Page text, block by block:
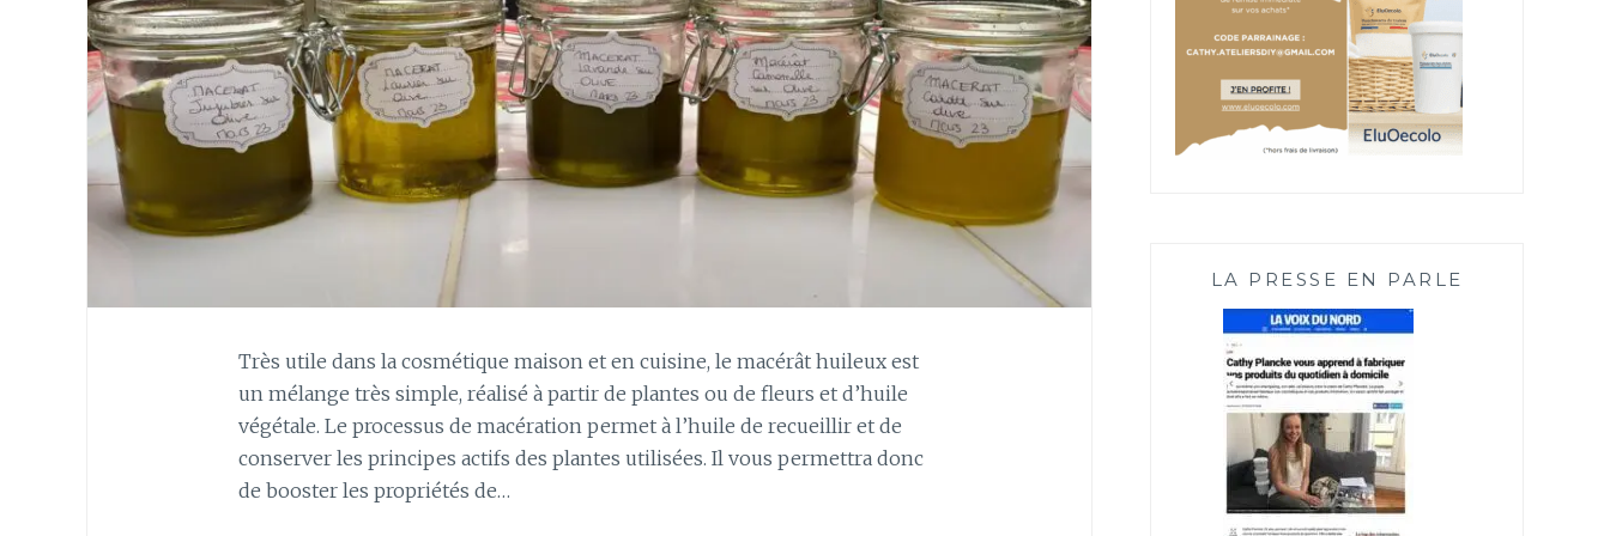
E
N
S
I
O
N
E
E
N
Très utile dans la cosmétique maison et en cuisine, le macérât huileux est
un mélange très simple, réalisé à partir de plantes ou de fleurs et d’huile
végétale. Le processus de macération permet à l’huile de recueillir et de
conserver les principes actifs des plantes utilisées. Il vous permettra donc
de booster les propriétés de…
LA PRESSE EN PARLE